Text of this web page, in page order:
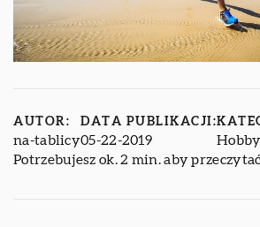
AUTOR:
na-tablicy
DATA PUBLIKACJI:
05-22-2019
Hobby
Potrzebujesz ok. 2 min. aby